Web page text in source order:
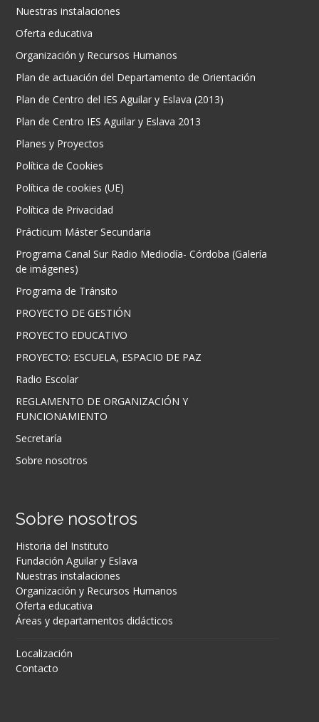
Nuestras instalaciones
Oferta educativa
Organización y Recursos Humanos
Plan de actuación del Departamento de Orientación
Plan de Centro del IES Aguilar y Eslava (2013)
Plan de Centro IES Aguilar y Eslava 2013
Planes y Proyectos
Política de Cookies
Política de cookies (UE)
Política de Privacidad
Prácticum Máster Secundaria
Programa Canal Sur Radio Mediodía- Córdoba (Galería
de imágenes)
Programa de Tránsito
PROYECTO DE GESTIÓN
PROYECTO EDUCATIVO
PROYECTO: ESCUELA, ESPACIO DE PAZ
Radio Escolar
REGLAMENTO DE ORGANIZACIÓN Y
FUNCIONAMIENTO
Secretaría
Sobre nosotros
Sobre nosotros
Historia del Instituto
Fundación Aguilar y Eslava
Nuestras instalaciones
Organización y Recursos Humanos
Oferta educativa
Áreas y departamentos didácticos
Localización
Contacto